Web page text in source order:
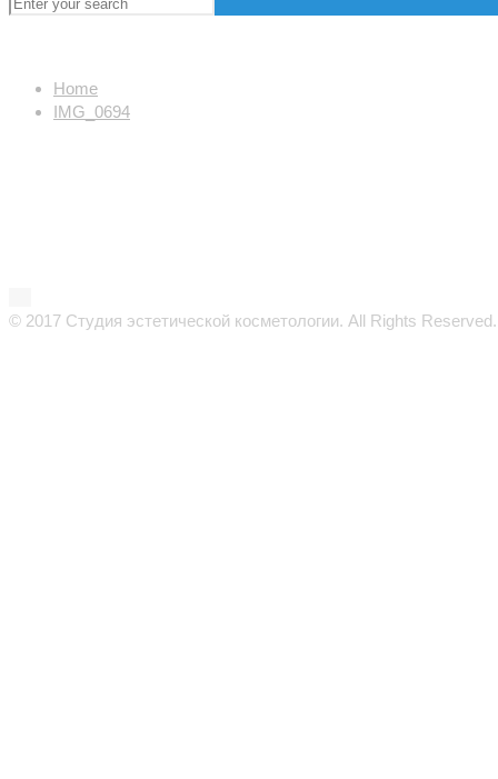
Home
IMG_0694
© 2017 Студия эстетической косметологии. All Rights Reserved.